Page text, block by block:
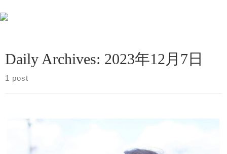
Daily Archives: 2023年12月7日
1 post